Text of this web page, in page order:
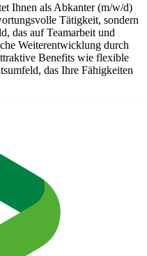
Ihnen als Abkanter (m/w/d)
Tätigkeit, sondern
das auf Teamarbeit und
Weiterentwicklung durch
Benefits wie flexible
das Ihre Fähigkeiten